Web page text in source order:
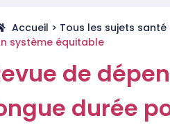
Accueil > Tous les sujets santé
système équitable
de
durée